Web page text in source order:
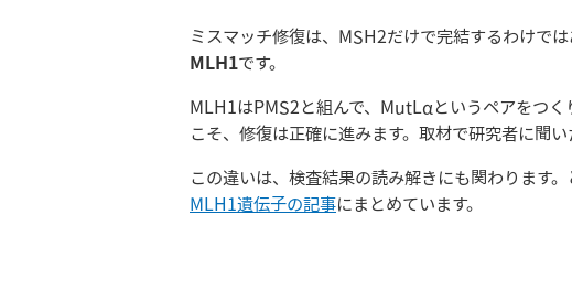
ミスマッチ修復は、MSH2だけで完結するわけで
MLH1 です。
MLH1はPMS2と組んで、MutLαというペアをつく
こそ、修復は正確に進みます。取材で研究者に聞
この違いは、検査結果の読み解きにも関わります
MLH1遺伝子の記事にまとめています。